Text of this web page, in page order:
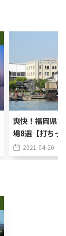
爽快！福岡県
場8選【打ちっ
2021-04-20